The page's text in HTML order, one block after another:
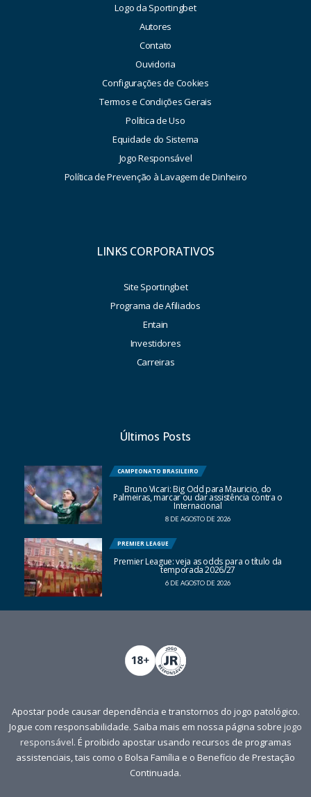
Logo da Sportingbet
Autores
Contato
Ouvidoria
Configurações de Cookies
Termos e Condições Gerais
Política de Uso
Equidade do Sistema
Jogo Responsável
Política de Prevenção à Lavagem de Dinheiro
LINKS CORPORATIVOS
Site Sportingbet
Programa de Afiliados
Entain
Investidores
Carreiras
Últimos Posts
CAMPEONATO BRASILEIRO
Bruno Vicari: Big Odd para Mauricio, do
Palmeiras, marcar ou dar assistência contra o
Internacional
8 DE AGOSTO DE 2026
PREMIER LEAGUE
Premier League: veja as odds para o título da
temporada 2026/27
6 DE AGOSTO DE 2026
Apostar pode causar dependência e transtornos do jogo patológico.
Jogue com responsabilidade. Saiba mais em nossa página sobre jogo
responsável. É proibido apostar usando recursos de programas
assistenciais, tais como o Bolsa Família e o Benefício de Prestação
Continuada.